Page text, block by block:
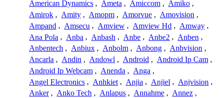
American Dynamics , Ameta , Amiccom , Amiko ,
Amirok , Amity , Amopm , Amorvue , Amovision ,
Ampand , Amsecu , Amview , Amview Hd , Amway ,
Ana Pola , Anba , Anbash , Anbe , Anbe2 , Anben ,
Anbentech , Anbiux , Anbolm , Anbong , Anbvision ,
Ancarla , Andin , Andowl , Android , Android Ip Cam ,
Android Ip Webcam , Anenda , Anga ,
Angel Electronics , Anhkiet , Anjia , Anjiel , Anjvision ,
Anker , Anko Tech , Anlapus , Annahme , Annez ,